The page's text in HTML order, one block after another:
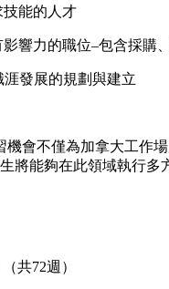
能的人才
響力的職位–包含採購
發展的規劃與建立
機會不僅為加拿大工作
將能夠在此領域執行
共72週）